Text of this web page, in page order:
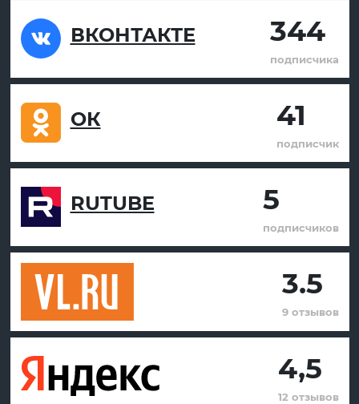
ВКОНТАКТЕ 344
подписчика
ОК 41
подписчик
RUTUBE 5
подписчиков
3.5
9 отзывов
4,5
12 отзывов